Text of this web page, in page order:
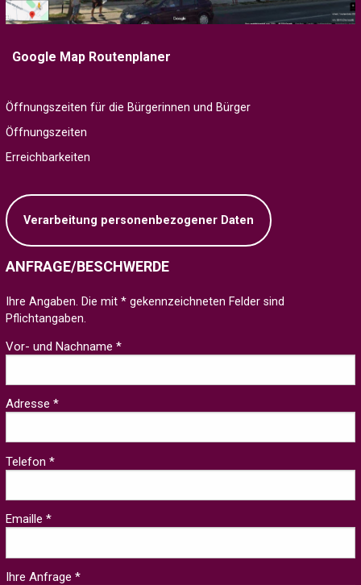
Google Map Routenplaner
Öffnungszeiten für die Bürgerinnen und Bürger
Öffnungszeiten
Erreichbarkeiten
Verarbeitung personenbezogener Daten
ANFRAGE/BESCHWERDE
Ihre Angaben. Die mit * gekennzeichneten Felder sind
Pflichtangaben.
Vor- und Nachname *
Adresse *
Telefon *
Emaille *
Ihre Anfrage *